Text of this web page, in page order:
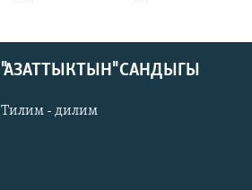
"АЗАТТЫКТЫН" САНДЫГЫ
Тилим - дилим